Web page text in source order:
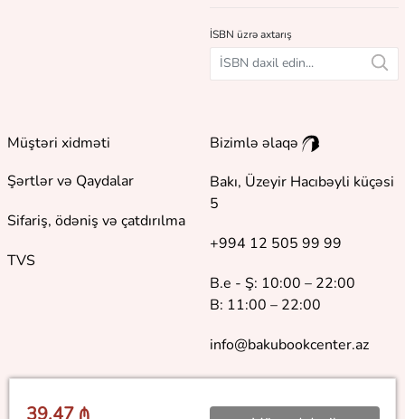
39.47 ₼
İSBN üzrə axtarış
Müştəri xidməti
Şərtlər və Qaydalar
Sifariş, ödəniş və çatdırılma
TVS
Bizimlə əlaqə
Bakı, Üzeyir Hacıbəyli küçəsi
5
+994 12 505 99 99
B.e - Ş: 10:00 – 22:00
B: 11:00 – 22:00
info@bakubookcenter.az